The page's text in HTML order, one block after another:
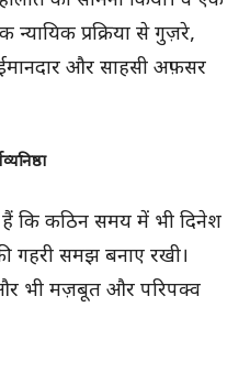
प्रक्रिया से गुज़रे,
और साहसी अफ़सर
कि कठिन समय में भी दिनेश
गहरी समझ बनाए रखी।
भी मज़बूत और परिपक्व